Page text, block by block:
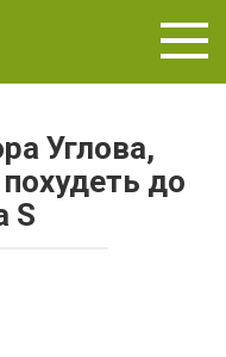
Углова,
до
S